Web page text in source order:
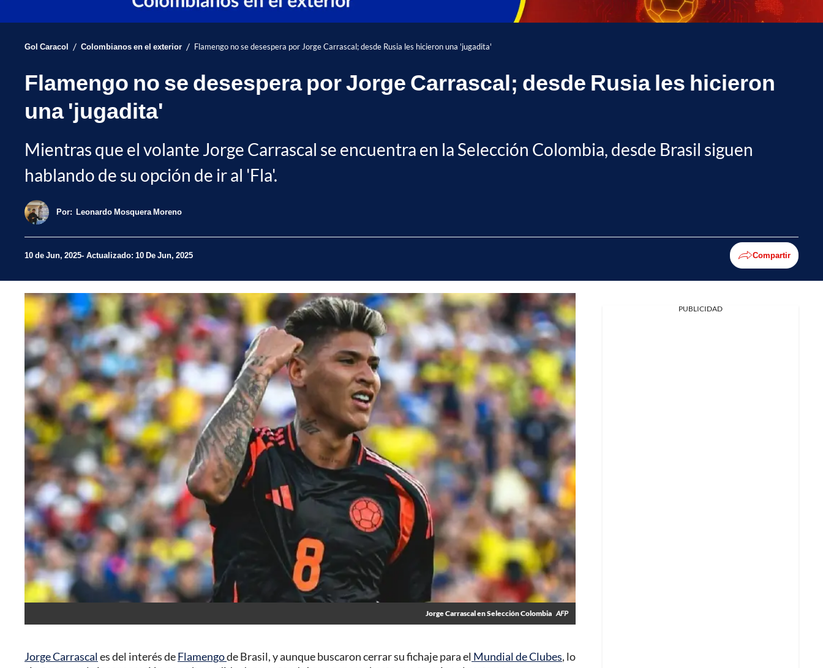
Gol Caracol / Colombianos en el exterior / Flamengo no se desespera por Jorge Carrascal; desde Rusia les hicieron una 'jugadita'
Flamengo no se desespera por Jorge Carrascal; desde Rusia les hicieron
una 'jugadita'
Mientras que el volante Jorge Carrascal se encuentra en la Selección Colombia, desde Brasil siguen
hablando de su opción de ir al 'Fla'.
Por: Leonardo Mosquera Moreno
10 de Jun, 2025 Actualizado: 10 De Jun, 2025 Compartir
Jorge Carrascal en Selección Colombia AFP
Jorge Carrascales del interés deFlamengode Brasil, y aunque buscaron cerrar su fichaje para el Mundial de Clubes, lo
PUBLICIDAD